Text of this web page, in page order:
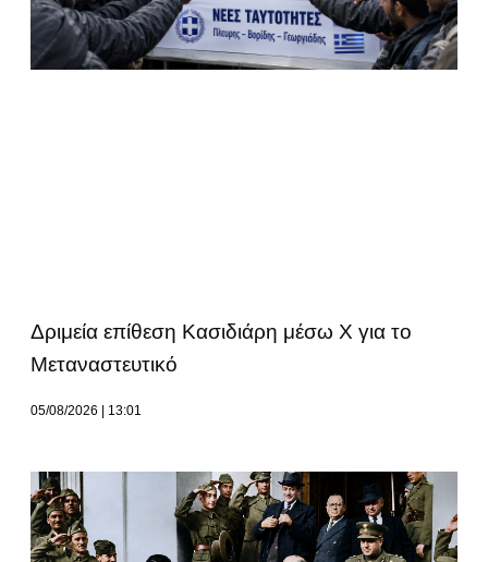
Δριμεία επίθεση Κασιδιάρη μέσω Χ για το
Μεταναστευτικό
05/08/2026 13:01